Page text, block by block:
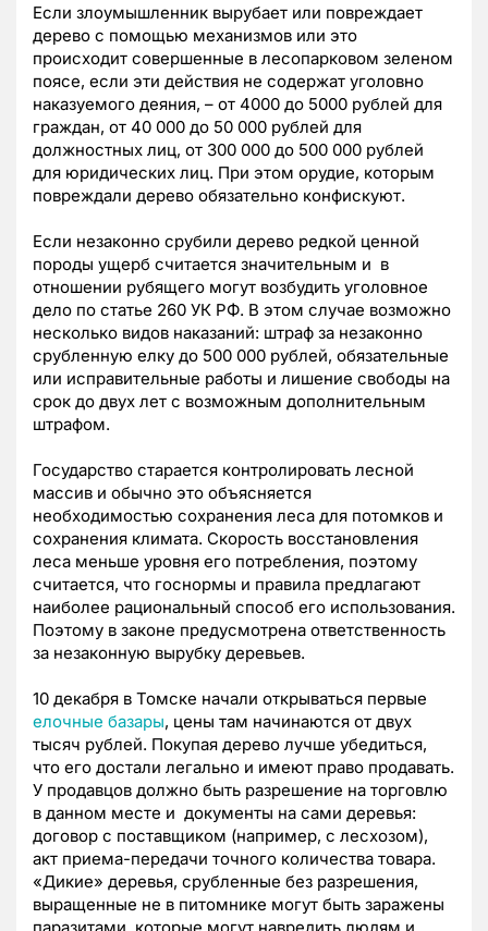
Если злоумышленник вырубает или повреждает
дерево с помощью механизмов или это
происходит совершенные в лесопарковом зеленом
поясе, если эти действия не содержат уголовно
наказуемого деяния, – от 4000 до 5000 рублей для
граждан, от 40 000 до 50 000 рублей для
должностных лиц, от 300 000 до 500 000 рублей
для юридических лиц. При этом орудие, которым
повреждали дерево обязательно конфискуют.
Если незаконно срубили дерево редкой ценной
породы ущерб считается значительным и в
отношении рубящего могут возбудить уголовное
дело по статье 260 УК РФ. В этом случае возможно
несколько видов наказаний: штраф за незаконно
срубленную елку до 500 000 рублей, обязательные
или исправительные работы и лишение свободы на
срок до двух лет с возможным дополнительным
штрафом.
Государство старается контролировать лесной
массив и обычно это объясняется
необходимостью сохранения леса для потомков и
сохранения климата. Скорость восстановления
леса меньше уровня его потребления, поэтому
считается, что госнормы и правила предлагают
наиболее рациональный способ его использования.
Поэтому в законе предусмотрена ответственность
за незаконную вырубку деревьев.
10 декабря в Томске начали открываться первые
елочные базары, цены там начинаются от двух
тысяч рублей. Покупая дерево лучше убедиться,
что его достали легально и имеют право продавать.
У продавцов должно быть разрешение на торговлю
в данном месте и документы на сами деревья:
договор с поставщиком (например, с лесхозом),
акт приема-передачи точного количества товара.
«Дикие» деревья, срубленные без разрешения,
выращенные не в питомнике могут быть заражены